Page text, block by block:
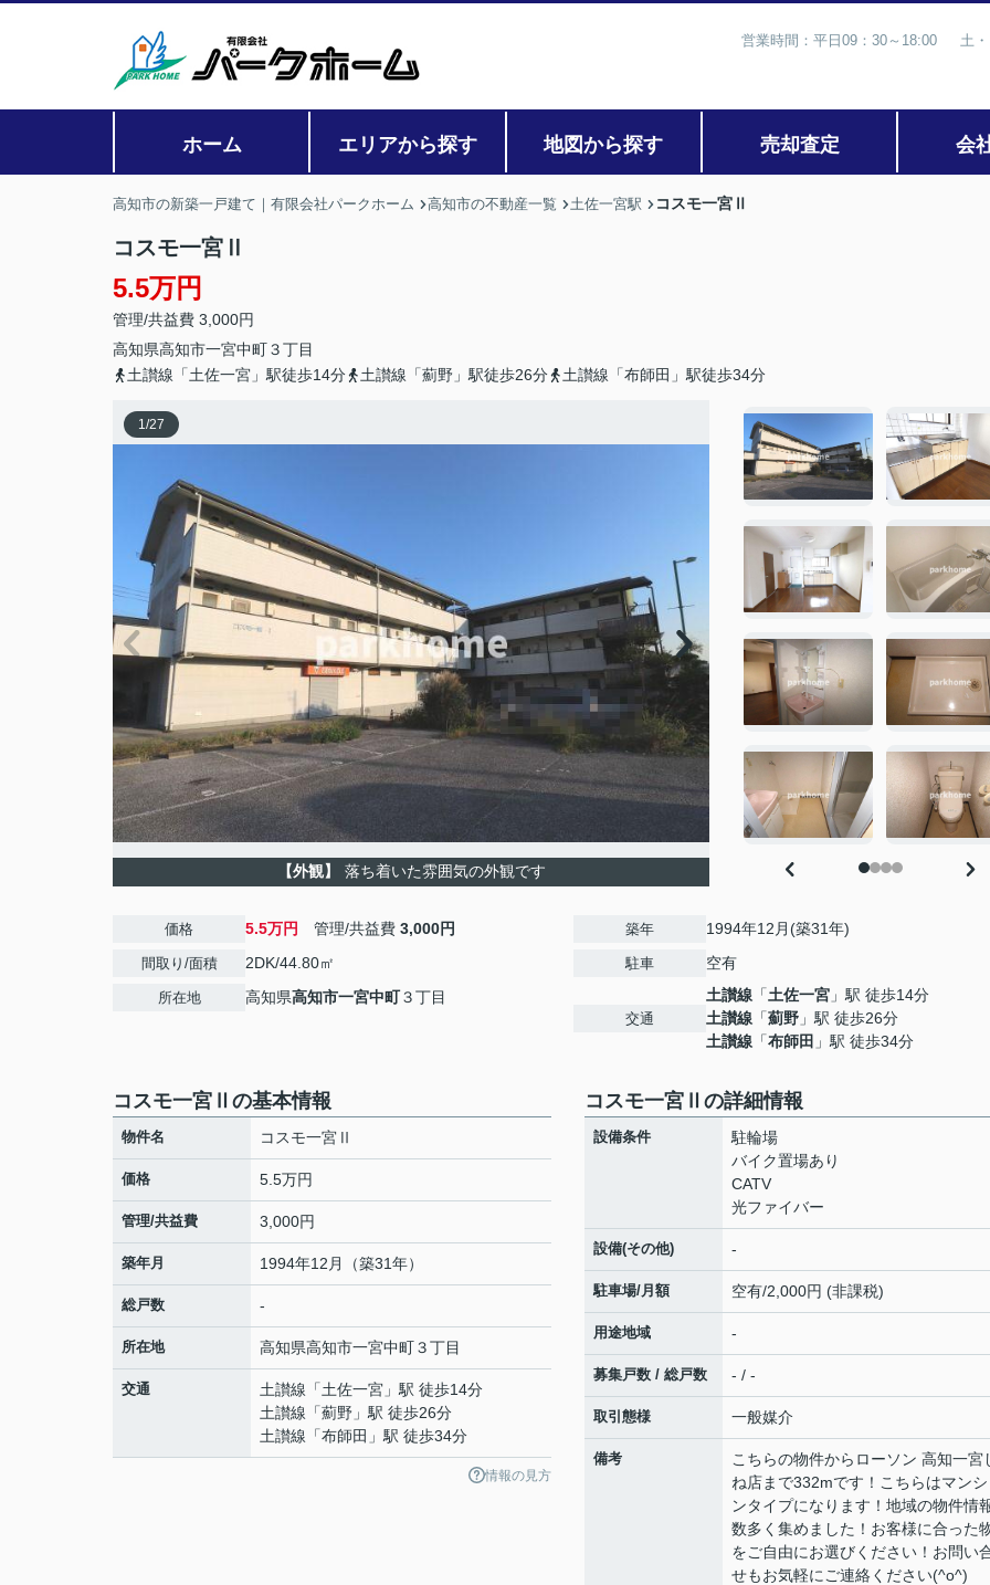
営業時間：平日09：30～18:00 土
ホーム エリアから探す 地図から探す 売却査定 会
高知市の新築一戸建て｜有限会社パークホーム 高知市の不動産一覧 土佐一宮駅 コスモ一宮Ⅱ
コスモ一宮Ⅱ
5.5万円
管理/共益費 3,000円
高知県高知市一宮中町３丁目
土讃線「土佐一宮」駅徒歩14分
土讃線「薊野」駅徒歩26分 土讃線「布師田」駅徒歩34分
1/27
【外観】 落ち着いた雰囲気の外観です
価格 5.5万円 管理/共益費 3,000円
間取り/面積 2DK/44.80㎡
所在地 高知県高知市一宮中町３丁目
築年 1994年12月(築31年)
駐車 空有
交通
土讃線 「土佐一宮 」駅 徒歩14分
土讃線 「薊野 」駅 徒歩26分
土讃線 「布師田 」駅 徒歩34分
コスモ一宮Ⅱの基本情報
物件名 コスモ一宮Ⅱ
価格 5.5万円
管理/共益費 3,000円
築年月 1994年12月（築31年）
総戸数 -
所在地 高知県高知市一宮中町３丁目
交通 土讃線 「土佐一宮 」駅 徒歩14分
土讃線 「薊野 」駅 徒歩26分
土讃線 「布師田 」駅 徒歩34分
情報の見方
コスモ一宮Ⅱの詳細情報
設備条件
駐輪場
バイク置場あり
CATV
光ファイバー
設備(その他) -
駐車場/月額 空有/2,000円 (非課税)
用途地域 -
募集戸数 / 総戸数 - / -
取引態様 一般媒介
備考
こちらの物件からローソン 高知一宮
ね店まで332mです！こちらはマン
ンタイプになります！地域の物件情
数多く集めました！お客様に合った
をご自由にお選びください！お問い
せもお気軽にご連絡ください(^o^)